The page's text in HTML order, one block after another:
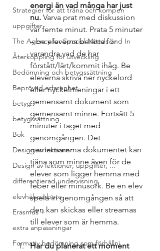
Strategier för att träna och kompen
uppgifter
The Agency for Special Needs and In
Återkoppling för utveckling
Bedömning och betygssättning
Beprövad erfarenhet
betyg
betygssättning
Bok
Design av lektioner
Design av lektioner, uppgifter, ...
differentierad undervisning
elevhälsoarbete
Erasmus +
extra anpassningar
Formativ bedömning som förhållni...
energi än vad många har just
nu. Varva prat med diskussion
var femte minut. Prata 5 minuter
– be eleverna berätta för
varandra vad de har
förstått/lärt/kommit ihåg. Be
eleverna skriva ner nyckelord
eller nyckelmeningar i ett
gemensamt dokument som
gemensamt minne. Fortsätt 5
minuter i taget med
genomgången. Det
gemensamma dokumentet kan
tjäna som minne även för de
elever som ligger hemma med
feber eller minusork. Be en elev
spela in genomgången så att
den kan skickas eller streamas
till elever som är hemma.
Har du planerat ett moment